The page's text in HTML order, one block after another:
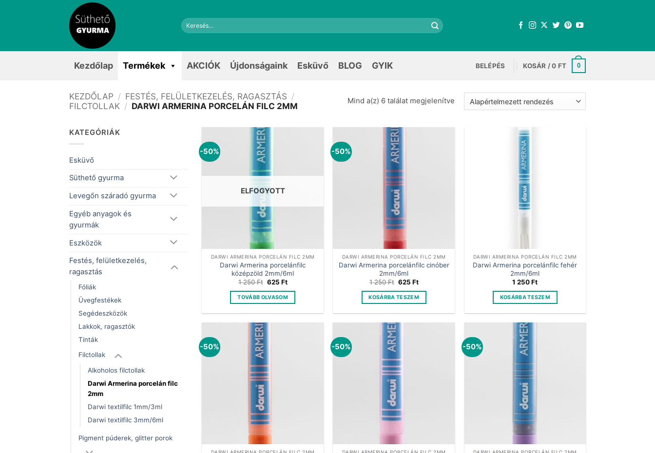
Keresés
a
Kezdőlap Termékek AKCIÓK Újdonságaink Esküvő BLOG GYIK BELÉPÉS KOSÁR /0 FT 0
KEZDŐLAP / FESTÉS, FELÜLETKEZELÉS, RAGASZTÁS /
FILCTOLLAK / DARWI ARMERINA PORCELÁN FILC 2MM Mind a(z) 6 találat megjelenítve
KATEGÓRIÁK
Esküvő
Süthető gyurma
Levegőn száradó gyurma
Egyéb anyagok és
gyurmák
Eszközök
Festés, felületkezelés,
ragasztás
Fóliák
Üvegfestékek
Segédeszközök
Lakkok, ragasztók
Tinták
Filctollak
Alkoholos filctollak
Darwi Armerina porcelán filc
2mm
Darwi textilfilc 1mm/3ml
Darwi textilfilc 3mm/6ml
Pigment púderek, glitter porok
-50%
ELFOGYOTT
DARWI ARMERINA PORCELÁN FILC 2MM
Darwi Armerina porcelánfilc
középzöld 2mm/6ml
1 250Ft Original
was:
1
625 FtCurrent
is:
625 Ft.
TOVÁBB OLVASOM
-50%
DARWI ARMERINA PORCELÁN FILC 2MM
Darwi Armerina porcelánfilc cinóber
2mm/6ml
1 250Ft Original
was:
1
625 FtCurrent
is:
625 Ft.
KOSÁRBA TESZEM
DARWI ARMERINA PORCELÁN FILC 2MM
Darwi Armerina porcelánfilc fehér
2mm/6ml
1 250Ft
KOSÁRBA TESZEM
-50% -50% -50%